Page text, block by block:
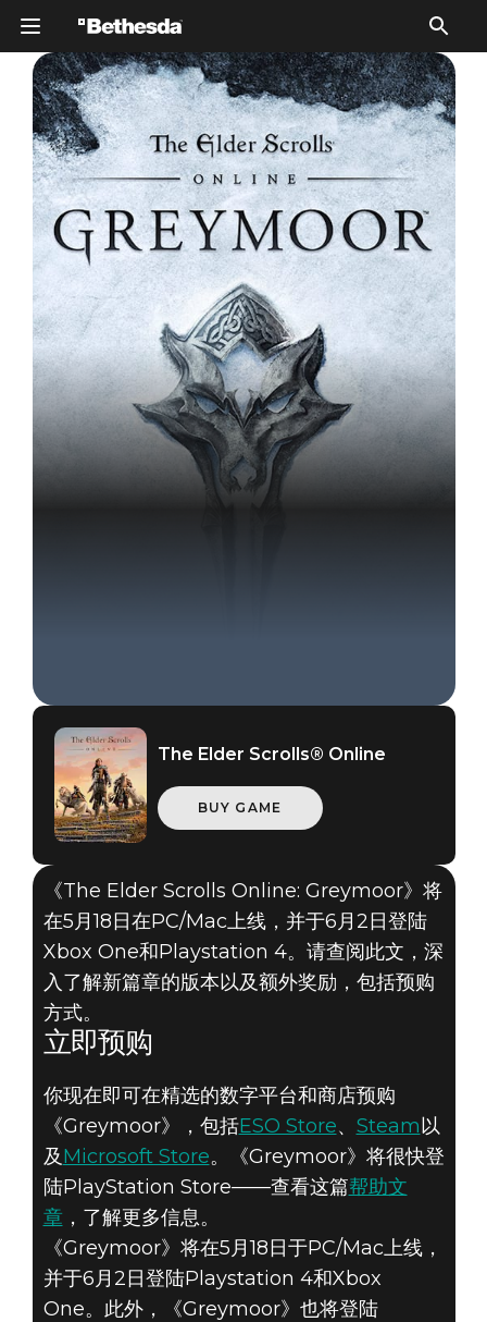
The Elder Scrolls Online
2020年1月16日
《THE ELDER
SCROLLS
ONLINE:
GREYMOOR》版
本介绍和预购奖
励
The Elder Scrolls® Online
BUY GAME
《The Elder Scrolls Online: Greymoor》将
在5月18日在PC/Mac上线，并于6月2日登陆
Xbox One和Playstation 4。请查阅此文，深
入了解新篇章的版本以及额外奖励，包括预购
方式。
立即预购
你现在即可在精选的数字平台和商店预购
《Greymoor》，包括ESO Store、 Steam以
及Microsoft Store。《Greymoor》将很快登
陆PlayStation Store——查看这篇帮助文
章，了解更多信息。
《Greymoor》将在5月18日于PC/Mac上线，
并于6月2日登陆Playstation 4和Xbox
One。此外，《Greymoor》也将登陆